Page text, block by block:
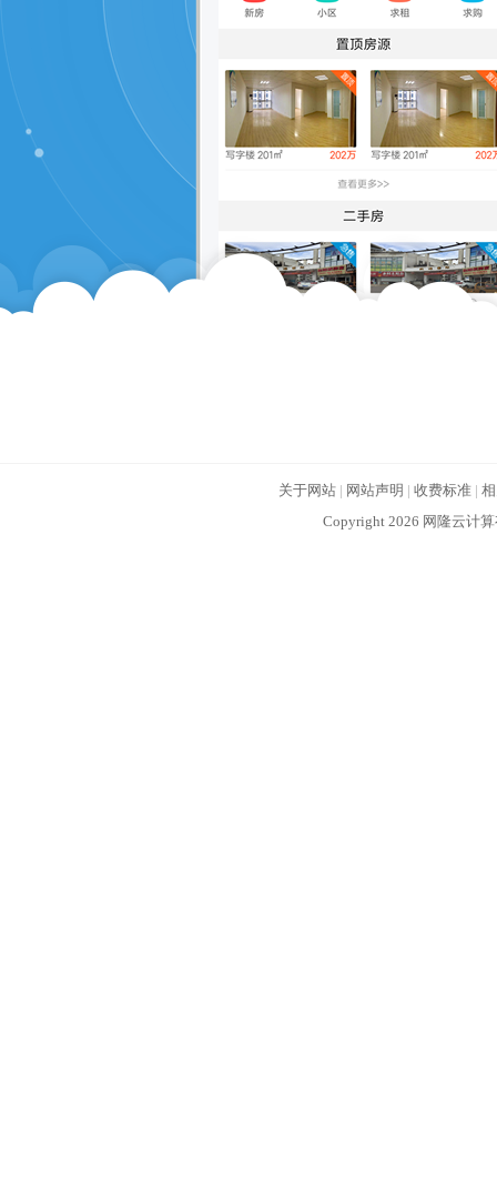
关于网站| 网站声明 | 收费标准|
Copyright 2026 网隆云计